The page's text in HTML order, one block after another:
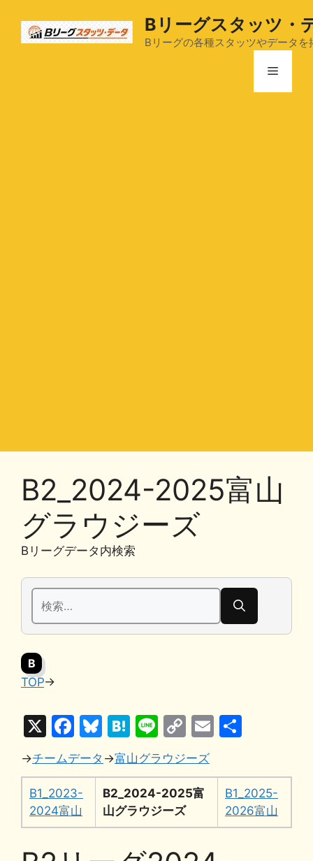
Bリーグスタッツ・
Bリーグの各種スタッツやデータを
メ
B2_2024-2025富山
グラウジーズ
Bリーグデータ内検索
検
索:
B
TOP→
X
F
a
c
e
b
o
Bl
u
e
s
k
y
H
at
e
n
a
Li
n
e
C
p
y
Li
n
E
ai
→チームデータ →富山グラウジーズ
B1_2023-
2024富山
B2_2024-2025富
山グラウジーズ
B1_2025-
2026富山